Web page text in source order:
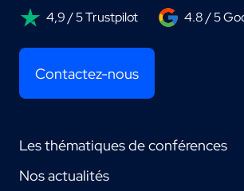
4,9 / 5 Trustpilot 4.8 / 5
Contactez-nous
Les thématiques de conférences
Nos actualités